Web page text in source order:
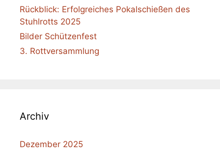
Rückblick: Erfolgreiches Pokalschießen des
Stuhlrotts 2025
Bilder Schützenfest
3. Rottversammlung
Archiv
Dezember 2025